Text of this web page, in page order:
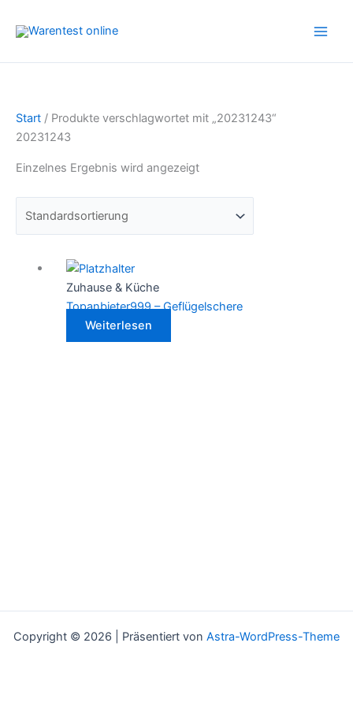
Inhalt
Start / Produkte verschlagwortet mit „20231243“
20231243
Einzelnes Ergebnis wird angezeigt
Zuhause & Küche
Topanbieter999 – Geflügelschere
Weiterlesen
Copyright © 2026 | Präsentiert von Astra-WordPress-Theme